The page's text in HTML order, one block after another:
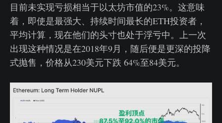
目前未实现亏损相当于以太坊市值的23%。这意味
着，即使是最强大、持续时间最长的ETH投资者，
平均计算，现在他们的头寸也处于浮亏中。上一次
出现这种情况是在2018年9月，随后便是更深的投降
式抛售，价格从230美元下跌 64%至84美元。